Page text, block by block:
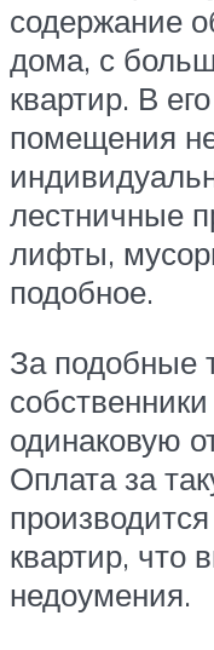
содержание
дома, с
квартир. В
помещения
лестничные
лифты,
подобное.
За подобные
одинаковую
Оплата за
квартир, что
недоумения.